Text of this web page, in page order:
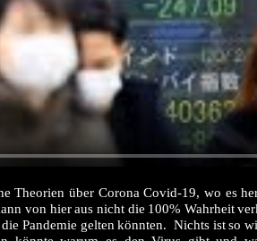
Theorien über Corona Covid-19, wo es
von hier aus nicht die 100% Wahrheit
Pandemie gelten könnten. Nichts ist so